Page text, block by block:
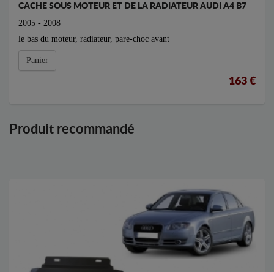
CACHE SOUS MOTEUR ET DE LA RADIATEUR AUDI A4 B7
2005 - 2008
le bas du moteur, radiateur, pare-choc avant
Panier
163 €
Produit recommandé